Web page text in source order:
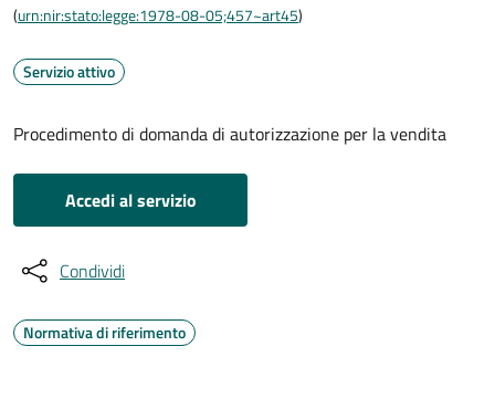
(urn:nir:stato:legge:1978-08-05;457~art45)
Servizio attivo
Procedimento di domanda di autorizzazione per la vendita
Accedi al servizio
Condividi
Normativa di riferimento